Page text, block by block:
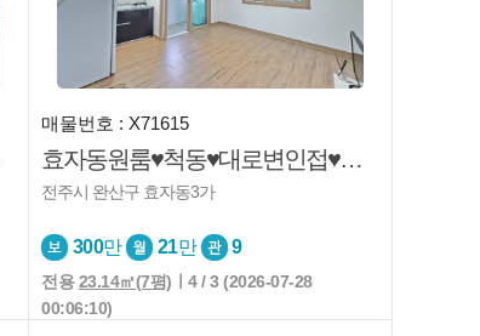
매물번호 : X71615
효자동원룸♥척동♥대로변인접♥풀옵션♥생활권굿♥즉시입주♥
전주시 완산구 효자동3가
300만 21만 9
전용23.14㎡(7평) ㅣ4 / 3 (2026-07-28
00:06:10)